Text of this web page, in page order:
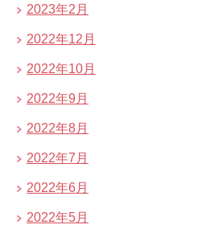
2023年2月
2022年12月
2022年10月
2022年9月
2022年8月
2022年7月
2022年6月
2022年5月